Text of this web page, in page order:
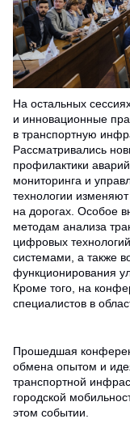
На остальных
и инновационные
в транспортную
Рассматривались
профилактики
мониторинга и
технологии
на дорогах. Особое
методам анализа
цифровых
системами, а также
функционирования
Кроме того, на
специалистов в
Прошедшая
обмена опытом и
транспортной
городской
этом событии.